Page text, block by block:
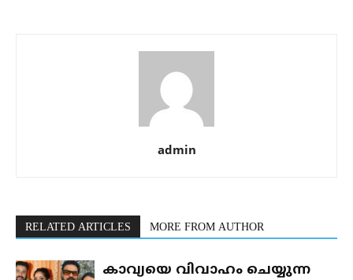
admin
RELATED ARTICLES MORE FROM AUTHOR
കാവ്യയെ വിവാഹം ചെയ്യുന്ന